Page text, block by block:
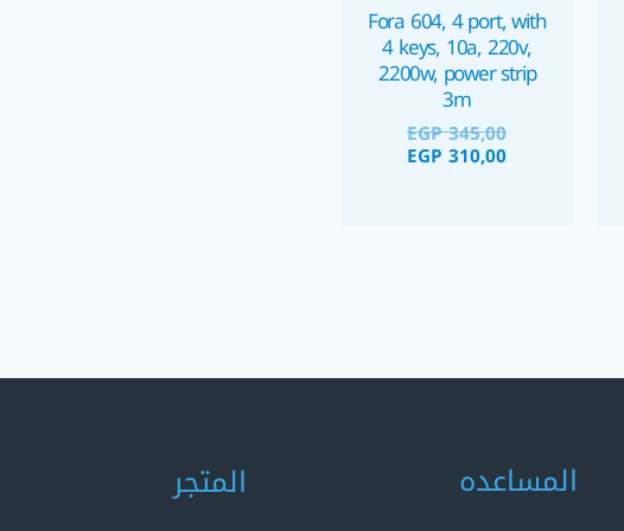
Fora 604, 4 port, with
4 keys, 10a, 220v,
2200w, power strip
3m
EGP345,00
EGP 310,00
المساعده المتجر